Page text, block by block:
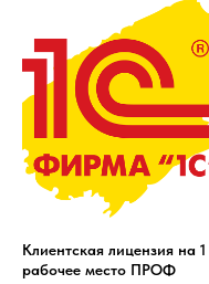
Клиентская лицензия на 1
рабочее место ПРОФ